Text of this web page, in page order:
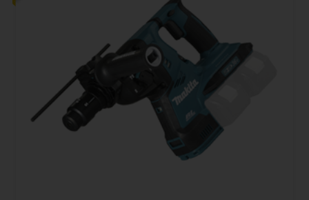
Pris uden batteri og lader
"Star Marked" = Elektronisk beskyttelse af batteriet